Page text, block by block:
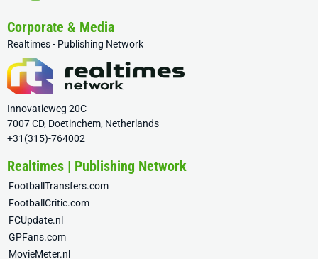
Corporate & Media
Realtimes - Publishing Network
Innovatieweg 20C
7007 CD, Doetinchem, Netherlands
+31(315)-764002
Realtimes | Publishing Network
FootballTransfers.com
FootballCritic.com
FCUpdate.nl
GPFans.com
MovieMeter.nl